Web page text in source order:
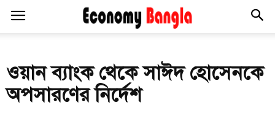
ওয়ান ব্যাংক থেকে সাঈদ হোসেনকে
অপসারণের নির্দেশ